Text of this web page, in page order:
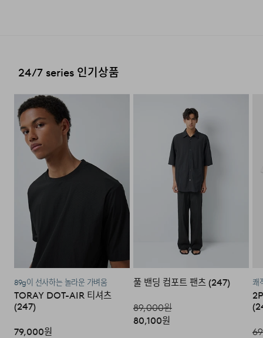
배송비
회원구매 시 배송비는 2,500원 (3만원 이상 무료) (도서,산
간,오지 일부 지역은 배송비가 추가됩니다.)
도서지역 추가 배송료: 3,000~9,000원 (도서지역별로 상
이하며 추가 금액이 발생할 수 있습니다.)
접수해주세요.
소는 '경기도 화성시 동탄산단 10길 74 코오롱 온라인 9
층'입니다. / 고객센터:
·편의점 반품: 편의점 반품은 편의점 픽업이 가능한 상품에
한해서 이용 가능합니다. 편의점 반품 신청 후 발급되는 승
인번호로 GS25에 설치된 PostBox에 반품 접수를 진행해
주시기 바랍니다.
·코오롱물류 인터넷 쇼핑몰 (지정된 반송처로 반송되지 않
을 시, 교환 및 반품 절차가 지연될 수 있습니다.)
·단순 변심으로 인한 교환 및 반품 시 택배비용은 고객님께
서 부담하셔야 합니다. (배송착오 및 제품 불량의 경우 제외)
3. 교환/반품이 가능한 경우
·상품을 공급받으신 날로부터 7일 이내에 요청이 가능합니
24/7 series 인기상품
89g이 선사하는 놀라운 가벼움
TORAY DOT-AIR 티셔츠
(247)
79,000원
풀 밴딩 컴포트 팬츠 (247)
89,000원
80,100원
쾌